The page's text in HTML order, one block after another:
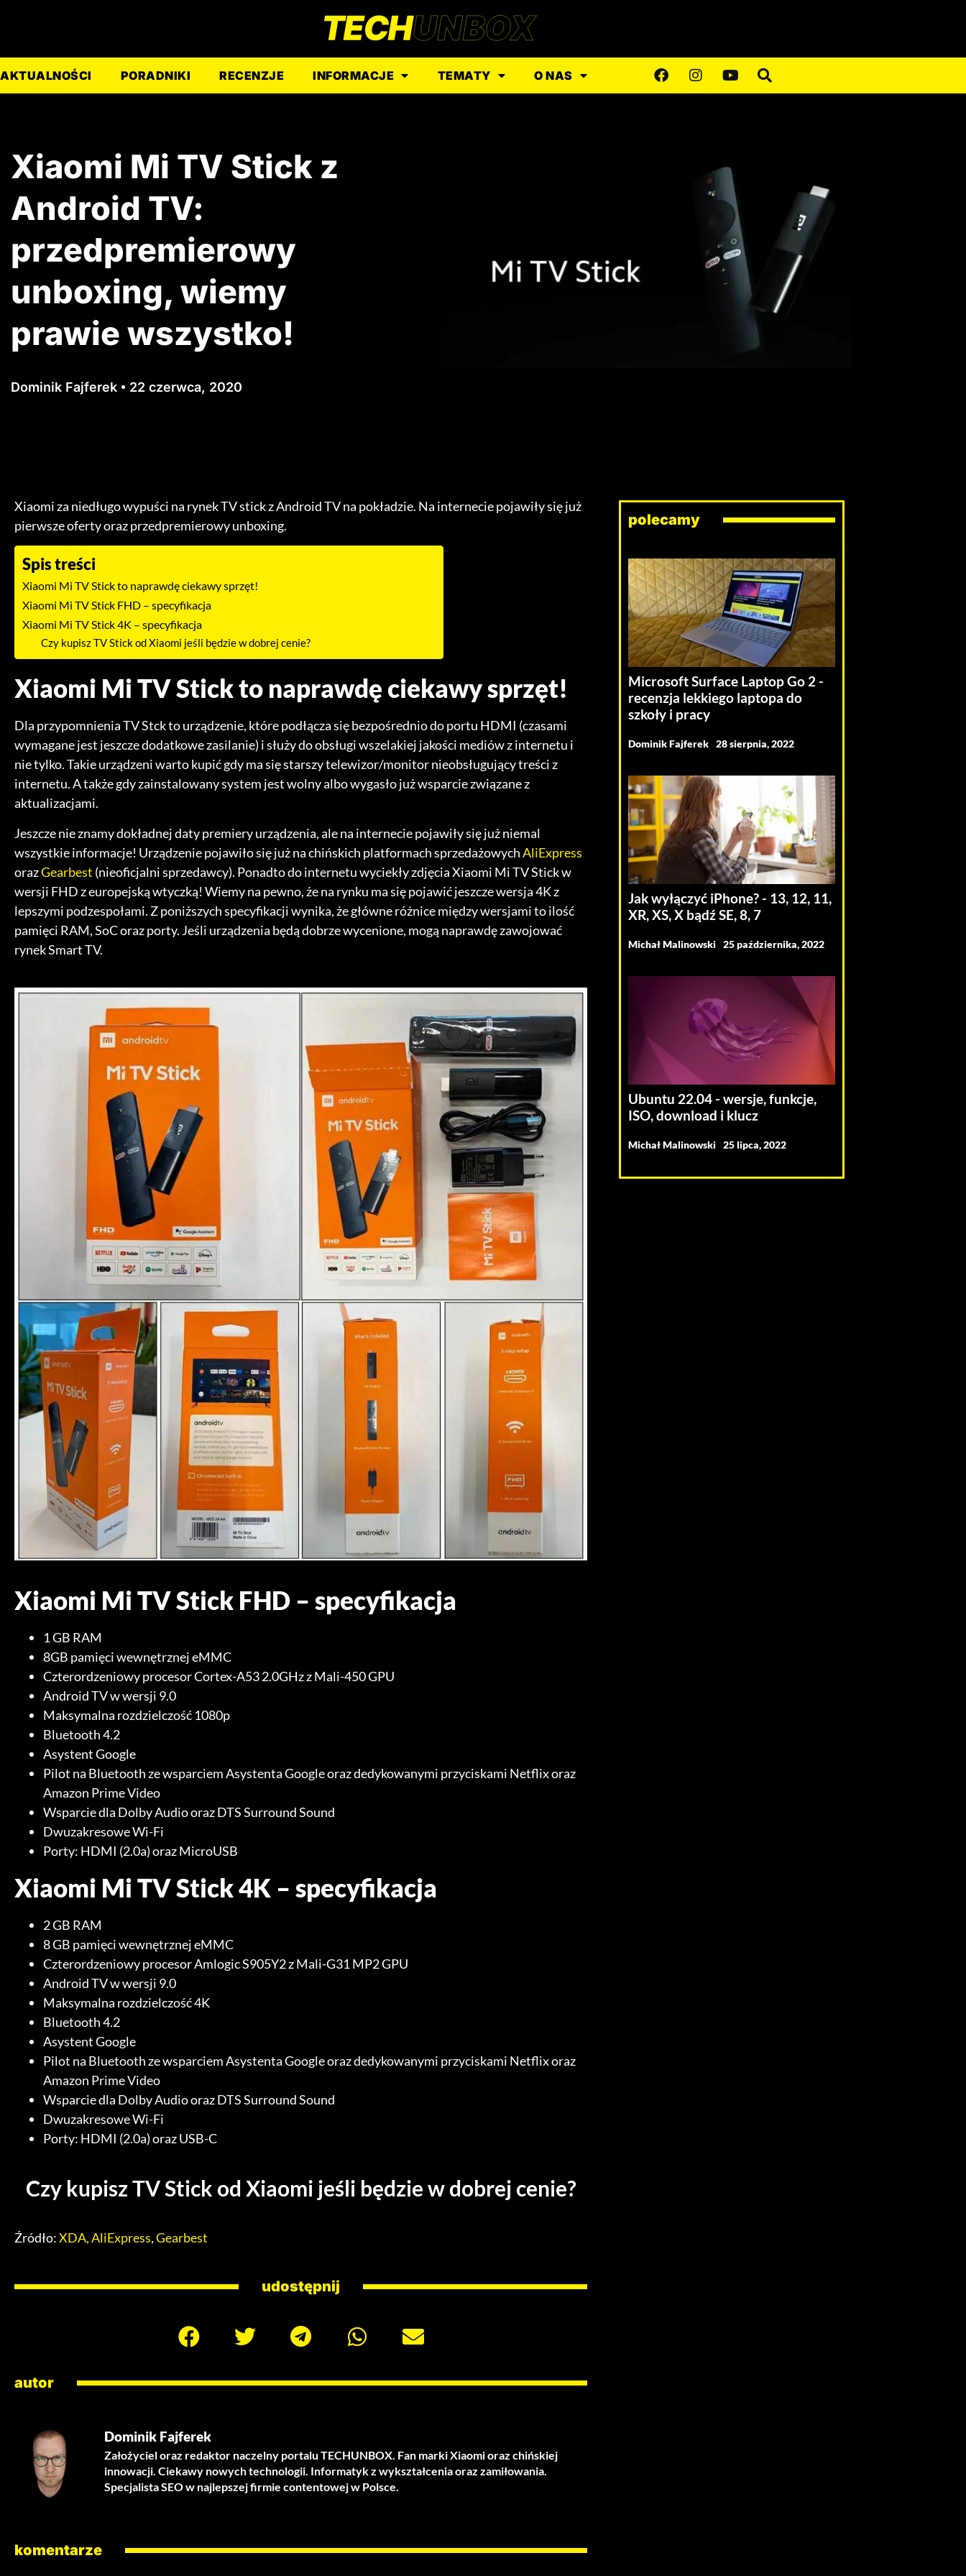
AKTUALNOŚCI PORADNIKI RECENZJE INFORMACJE TEMATY O NAS
Xiaomi Mi TV Stick z
Android TV:
przedpremierowy
unboxing, wiemy
prawie wszystko!
Dominik Fajferek 22 czerwca, 2020
Xiaomi za niedługo wypuści na rynek TV stick z Android TV na pokładzie. Na internecie pojawiły się już
pierwsze oferty oraz przedpremierowy unboxing.
Spis treści
Xiaomi Mi TV Stick to naprawdę ciekawy sprzęt!
Xiaomi Mi TV Stick FHD – specyfikacja
Xiaomi Mi TV Stick 4K – specyfikacja
Czy kupisz TV Stick od Xiaomi jeśli będzie w dobrej cenie?
Xiaomi Mi TV Stick to naprawdę ciekawy sprzęt!
Dla przypomnienia TV Stck to urządzenie, które podłącza się bezpośrednio do portu HDMI (czasami
wymagane jest jeszcze dodatkowe zasilanie) i służy do obsługi wszelakiej jakości mediów z internetu i
nie tylko. Takie urządzeni warto kupić gdy ma się starszy telewizor/monitor nieobsługujący treści z
internetu. A także gdy zainstalowany system jest wolny albo wygasło już wsparcie związane z
aktualizacjami.
Jeszcze nie znamy dokładnej daty premiery urządzenia, ale na internecie pojawiły się już niemal
wszystkie informacje! Urządzenie pojawiło się już na chińskich platformach sprzedażowychAliExpress
orazGearbest (nieoficjalni sprzedawcy). Ponadto do internetu wyciekły zdjęcia Xiaomi Mi TV Stick w
wersji FHD z europejską wtyczką! Wiemy na pewno, że na rynku ma się pojawić jeszcze wersja 4K z
lepszymi podzespołami. Z poniższych specyfikacji wynika, że główne różnice między wersjami to ilość
pamięci RAM, SoC oraz porty. Jeśli urządzenia będą dobrze wycenione, mogą naprawdę zawojować
rynek Smart TV.
Xiaomi Mi TV Stick FHD – specyfikacja
1 GB RAM
8GB pamięci wewnętrznej eMMC
Czterordzeniowy procesor Cortex-A53 2.0GHz z Mali-450 GPU
Android TV w wersji 9.0
Maksymalna rozdzielczość 1080p
Bluetooth 4.2
Asystent Google
Pilot na Bluetooth ze wsparciem Asystenta Google oraz dedykowanymi przyciskami Netflix oraz
Amazon Prime Video
Wsparcie dla Dolby Audio oraz DTS Surround Sound
Dwuzakresowe Wi-Fi
Porty: HDMI (2.0a) oraz MicroUSB
Xiaomi Mi TV Stick 4K – specyfikacja
2 GB RAM
8 GB pamięci wewnętrznej eMMC
Czterordzeniowy procesor Amlogic S905Y2 z Mali-G31 MP2 GPU
Android TV w wersji 9.0
Maksymalna rozdzielczość 4K
Bluetooth 4.2
Asystent Google
Pilot na Bluetooth ze wsparciem Asystenta Google oraz dedykowanymi przyciskami Netflix oraz
Amazon Prime Video
Wsparcie dla Dolby Audio oraz DTS Surround Sound
Dwuzakresowe Wi-Fi
Porty: HDMI (2.0a) oraz USB-C
Czy kupisz TV Stick od Xiaomi jeśli będzie w dobrej cenie?
Źródło:XDA,AliExpress,Gearbest
udostępnij
autor
Dominik Fajferek
Założyciel oraz redaktor naczelny portalu TECHUNBOX. Fan marki Xiaomi oraz chińskiej
innowacji. Ciekawy nowych technologii. Informatyk z wykształcenia oraz zamiłowania.
Specjalista SEO w najlepszej firmie contentowej w Polsce.
komentarze
polecamy
Microsoft Surface Laptop Go 2 -
recenzja lekkiego laptopa do
szkoły i pracy
Dominik Fajferek 28 sierpnia, 2022
Jak wyłączyć iPhone? - 13, 12, 11,
XR, XS, X bądź SE, 8, 7
Michał Malinowski 25 października, 2022
Ubuntu 22.04 - wersje, funkcje,
ISO, download i klucz
Michał Malinowski 25 lipca, 2022